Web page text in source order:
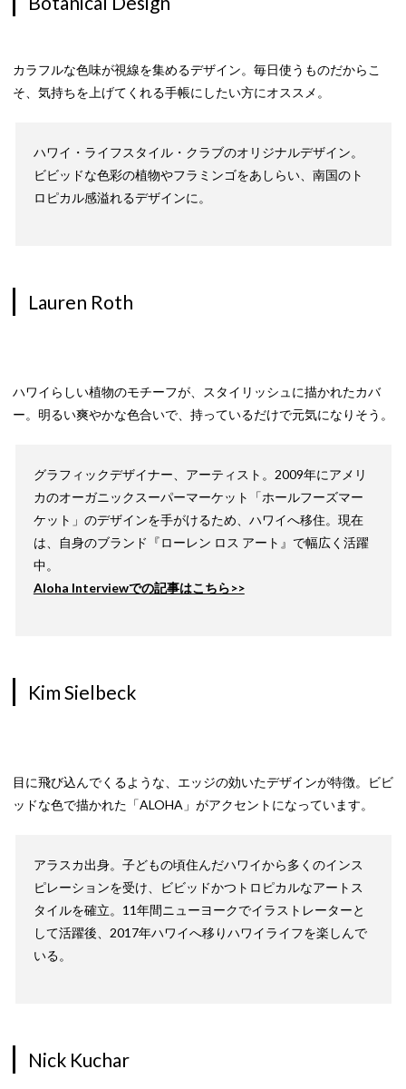
カラフルな色味が視線を集めるデザイン。毎日使うものだからこ
そ、気持ちを上げてくれる手帳にしたい方にオススメ。
ハワイ・ライフスタイル・クラブのオリジナルデザイン。
ビビッドな色彩の植物やフラミンゴをあしらい、南国のト
ロピカル感溢れるデザインに。
Lauren Roth
ハワイらしい植物のモチーフが、スタイリッシュに描かれたカバ
ー。明るい爽やかな色合いで、持っているだけで元気になりそう。
グラフィックデザイナー、アーティスト。2009年にアメリ
カのオーガニックスーパーマーケット「ホールフーズマー
ケット」のデザインを手がけるため、ハワイへ移住。現在
は、自身のブランド『ローレン ロス アート』で幅広く活躍
中。
Aloha Interviewでの記事はこちら>>
Kim Sielbeck
目に飛び込んでくるような、エッジの効いたデザインが特徴。ビビ
ッドな色で描かれた「ALOHA」がアクセントになっています。
アラスカ出身。子どもの頃住んだハワイから多くのインス
ピレーションを受け、ビビッドかつトロピカルなアートス
タイルを確立。11年間ニューヨークでイラストレーターと
して活躍後、2017年ハワイへ移りハワイライフを楽しんで
いる。
Nick Kuchar